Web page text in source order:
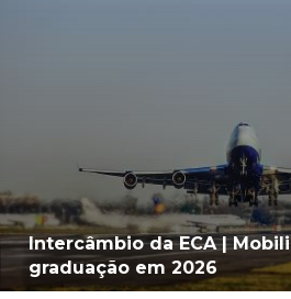
Intercâmbio da ECA |
graduação em 2026